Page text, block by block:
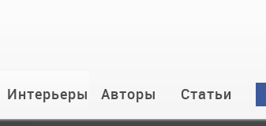
Интерьеры Авторы Статьи